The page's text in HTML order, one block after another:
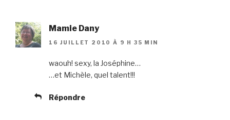
Mamie Dany
16 JUILLET 2010 À 9 H 35 MIN
waouh! sexy, la Joséphine…
…et Michèle, quel talent!!!
Répondre